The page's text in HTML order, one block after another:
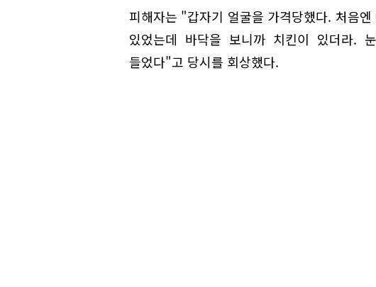
피해자는 "갑자기 얼굴을 가격당했다. 처음
있었는데 바닥을 보니까 치킨이 있더라.
들었다"고 당시를 회상했다.